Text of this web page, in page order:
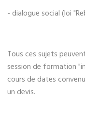
- dialogue social (loi
Tous ces sujets
session de formation
cours de dates
un devis.